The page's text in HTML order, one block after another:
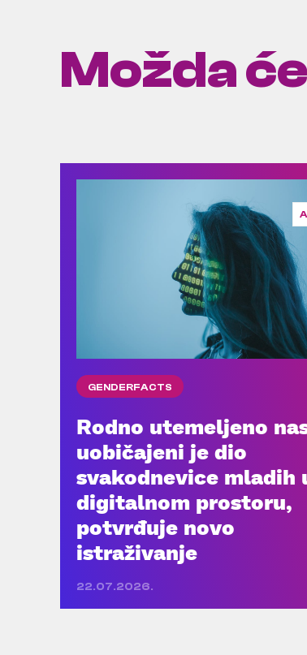
Možda
GENDERFACTS
Rodno utemeljeno
uobičajeni je dio
svakodnevice mladih
digitalnom prostoru,
potvrđuje novo
istraživanje
22.07.2026.